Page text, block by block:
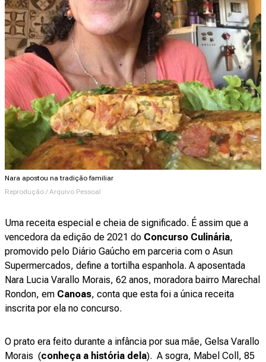
Nara apostou na tradição familiar
Reprodução / Arquivo Pessoal
Uma receita especial e cheia de significado. É assim que a
vencedora da edição de 2021 do Concurso Culinária,
promovido pelo Diário Gaúcho em parceria com o Asun
Supermercados, define a tortilha espanhola. A aposentada
Nara Lucia Varallo Morais, 62 anos, moradora bairro Marechal
Rondon, em Canoas, conta que esta foi a única receita
inscrita por ela no concurso.
O prato era feito durante a infância por sua mãe, Gelsa Varallo
Morais (conheça a história dela). A sogra, Mabel Coll, 85